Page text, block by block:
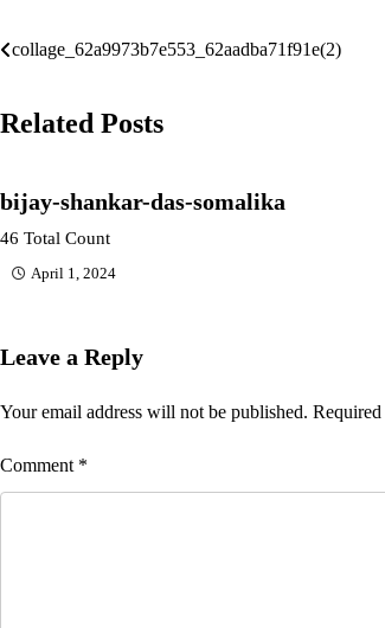
Post
collage_62a9973b7e553_62aadba71f91e(2)
Related Posts
bijay-shankar-das-somalika
46 Total Count
April 1, 2024
Leave a Reply
Your email address will not be published. Required
Comment *